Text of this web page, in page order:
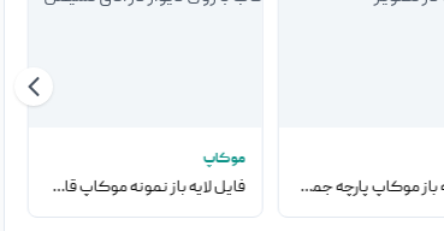
فایل لایه باز موکاپ پارچه جمع شده در تصویر
موکاپ
فایل لایه باز نمونه موکاپ قاب با روی دیوار در اتاق نشیمن